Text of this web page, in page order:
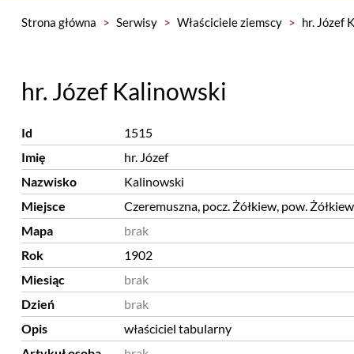
Strona główna > Serwisy > Właściciele ziemscy > hr. Józef
hr. Józef Kalinowski
Id
1515
Imię
hr. Józef
Nazwisko
Kalinowski
Miejsce
Czeremuszna, pocz. Żółkiew, pow. Żółkiew
Mapa
brak
Rok
1902
Miesiąc
brak
Dzień
brak
Opis
właściciel tabularny